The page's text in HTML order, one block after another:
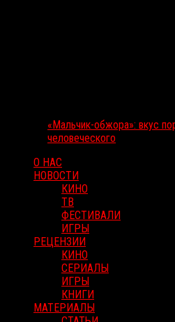
«Мальчик-обжора»: вкус
человеческого
О НАС
НОВОСТИ
КИНО
ТВ
ФЕСТИВАЛИ
ИГРЫ
РЕЦЕНЗИИ
КИНО
СЕРИАЛЫ
ИГРЫ
КНИГИ
МАТЕРИАЛЫ